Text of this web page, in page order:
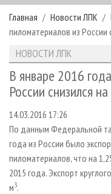
РУБРИКИ И ТЕМЫ
РУБРИКИ ЖУРНАЛА
ЛЕСОЗАГОТОВКА
ЛЕСОПИЛЕНИЕ
СУШКА ДРЕВЕСИНЫ
ПРОИЗВОДСТВО
ДЕРЕВЯННОЕ
НОВОСТИ
НОВОСТИ ЛПК
НОВОСТИ ЖУРНАЛА
ПРОЕКТЫ ЛПИ
АНАЛИТИКА
ПРЕДПРИЯТИЯ ЛПК
ПЕРСОНЫ
МОБИЛЬНЫЕ
ОФИЦИАЛЬНЫЕ
АРХИВ ЖУРНАЛОВ
СТАТЬИ
О ЖУРНАЛЕ
ПОДПИСКА
КОНТАКТЫ
РЕКЛАМОДАТЕЛЯМ
РЕКЛАМА
РЕКЛАМА НА САЙТЕ
Главная Новости ЛПК
пиломатериалов из России
НОВОСТИ ЛПК
В январе 2016
России снизился
14.03.2016 17:26
По данным Федеральной
года из России было
пиломатериалов, что на
2015 года. Экспорт
м3.